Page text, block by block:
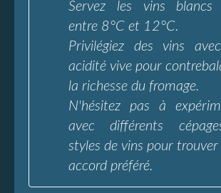
Servez les vins blancs
entre 8°C et 12°C.
Privilégiez des vins
acidité vive pour
la richesse du fromage.
N'hésitez pas à
avec différents
styles de vins pour
accord préféré.